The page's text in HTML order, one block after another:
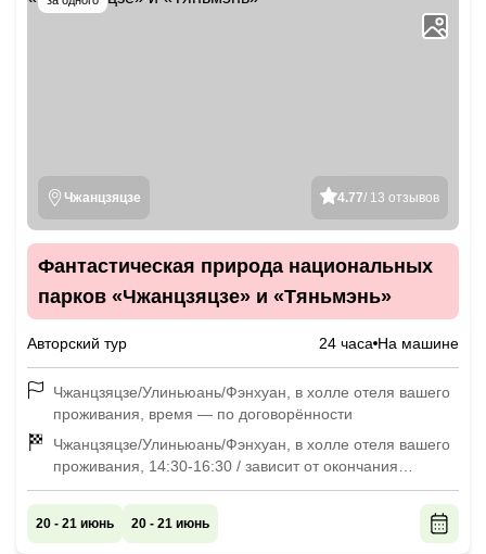
4.77/ 13 отзывов
Чжанцзяцзе
Фантастическая природа национальных
парков «Чжанцзяцзе» и «Тяньмэнь»
Авторский тур 24 часа На машине
Чжанцзяцзе/Улиньюань/Фэнхуан, в холле отеля вашего
проживания, время — по договорённости
Чжанцзяцзе/Улиньюань/Фэнхуан, в холле отеля вашего
проживания, 14:30-16:30 / зависит от окончания
экскурсии
20 - 21 июнь 20 - 21 июнь